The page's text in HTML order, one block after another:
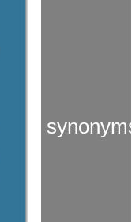
synonyms